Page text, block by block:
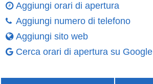
Aggiungi orari di apertura
Aggiungi numero di telefono
Aggiungi sito web
Cerca orari di apertura su Google